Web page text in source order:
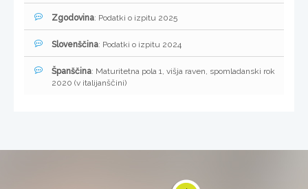
Zgodovina: Podatki o izpitu 2025
Slovenščina: Podatki o izpitu 2024
Španščina: Maturitetna pola 1, višja raven, spomladanski rok
2020 (v italijanščini)